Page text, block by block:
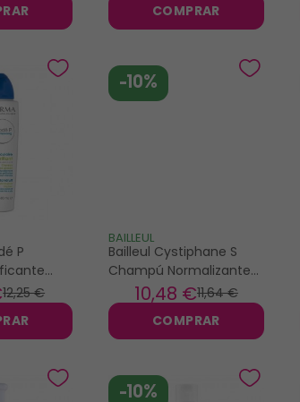
COMPRAR
P
ml
12,25 €
-10%
BAILLEUL
Bailleul Cystiphane S
Champú Normalizante
Anticaspa 200ml
11,64 €
10,48 €
COMPRAR
-10%